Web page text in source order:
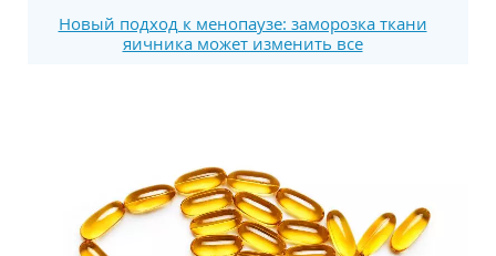
Новый подход к менопаузе: заморозка ткани
яичника может изменить все